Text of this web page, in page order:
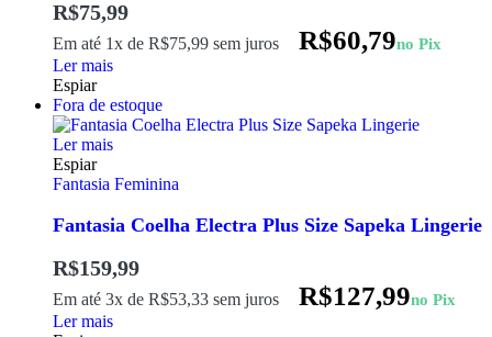
R$75,99
Em até 1x de R$75,99 sem juros R$60,79no Pix
Ler mais
Espiar
Fora de estoque
Ler mais
Espiar
Fantasia Feminina
Fantasia Coelha Electra Plus Size Sapeka Lingerie
R$159,99
Em até 3x de R$53,33 sem juros R$127,99no Pix
Ler mais